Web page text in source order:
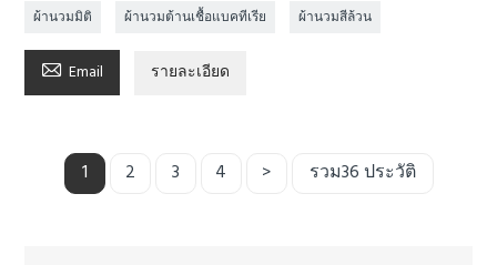
ผ้านวมมิติ ผ้านวมต้านเชื้อแบคทีเรีย ผ้านวมสีล้วน
 Email รายละเอียด
1 2 3 4 > รวม36 ประวัติ